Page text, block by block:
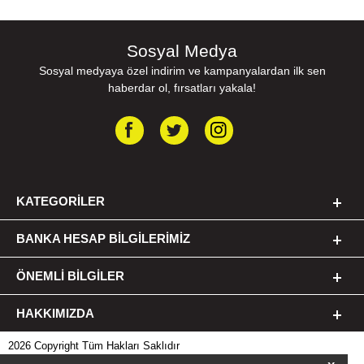
Sosyal Medya
Sosyal medyaya özel indirim ve kampanyalardan ilk sen
haberdar ol, fırsatları yakala!
KATEGORILER
BANKA HESAP BILGILERIMIZ
ÖNEMLI BILGILER
HAKKIMIZDA
2026 Copyright Tüm Hakları Saklıdır